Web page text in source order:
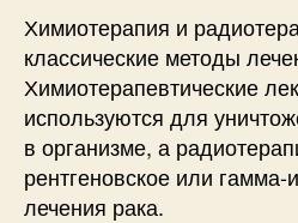
Химиотерапия и
классические методы
Химиотерапевтические
используются для
в организме, а
рентгеновское или гамма-
лечения рака.